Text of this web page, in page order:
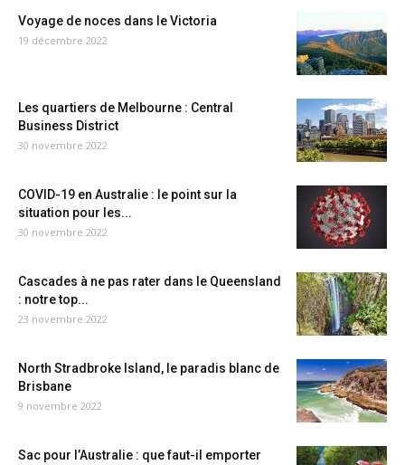
Voyage de noces dans le Victoria
19 décembre 2022
Les quartiers de Melbourne : Central
Business District
30 novembre 2022
COVID-19 en Australie : le point sur la
situation pour les...
30 novembre 2022
Cascades à ne pas rater dans le Queensland
: notre top...
23 novembre 2022
North Stradbroke Island, le paradis blanc de
Brisbane
9 novembre 2022
Sac pour l’Australie : que faut-il emporter